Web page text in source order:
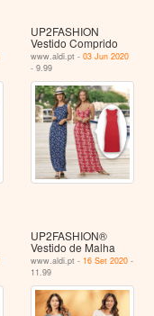
UP2FASHION
Vestido Comprido
www.aldi.pt -03 Jun 2020
- 9.99
UP2FASHION®
Vestido de Malha
www.aldi.pt - 16 Set 2020 -
11.99